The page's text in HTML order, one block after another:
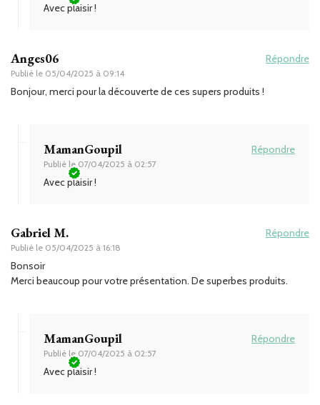
Avec plaisir !
Anges06
Publié le 05/04/2025 à 09:14
Répondre
Bonjour, merci pour la découverte de ces supers produits !
MamanGoupil
Publié le 07/04/2025 à 02:57
Répondre
Avec plaisir !
Gabriel M.
Publié le 05/04/2025 à 16:18
Répondre
Bonsoir
Merci beaucoup pour votre présentation. De superbes produits.
MamanGoupil
Publié le 07/04/2025 à 02:57
Répondre
Avec plaisir !